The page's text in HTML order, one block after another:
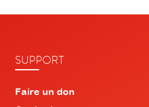
SUPPORT
Faire un don